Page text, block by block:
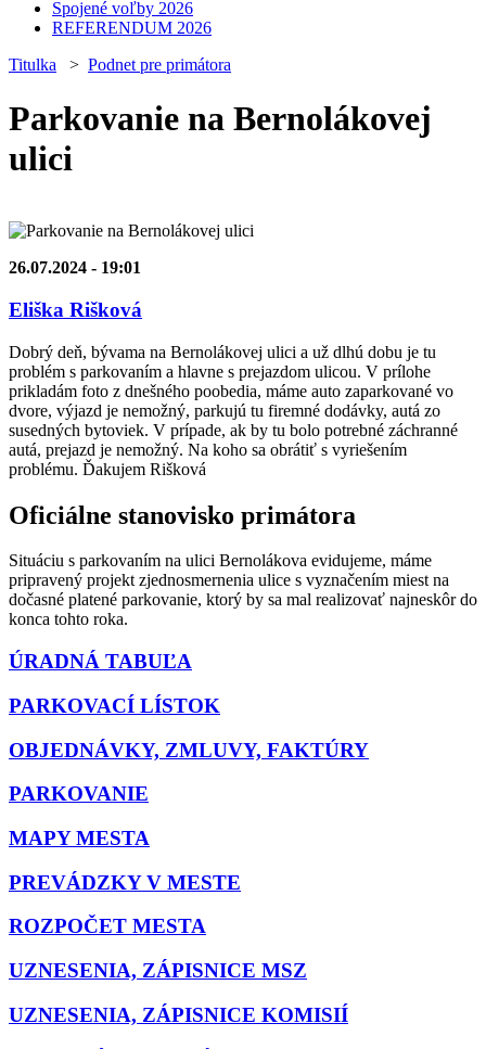
Spojené voľby 2026
REFERENDUM 2026
Titulka > Podnet pre primátora
Parkovanie na Bernolákovej
ulici
26.07.2024 - 19:01
Eliška Rišková
Dobrý deň, bývama na Bernolákovej ulici a už dlhú dobu je tu
problém s parkovaním a hlavne s prejazdom ulicou. V prílohe
prikladám foto z dnešného poobedia, máme auto zaparkované vo
dvore, výjazd je nemožný, parkujú tu firemné dodávky, autá zo
susedných bytoviek. V prípade, ak by tu bolo potrebné záchranné
autá, prejazd je nemožný. Na koho sa obrátiť s vyriešením
problému. Ďakujem Rišková
Oficiálne stanovisko primátora
Situáciu s parkovaním na ulici Bernolákova evidujeme, máme
pripravený projekt zjednosmernenia ulice s vyznačením miest na
dočasné platené parkovanie, ktorý by sa mal realizovať najneskôr do
konca tohto roka.
ÚRADNÁ TABUĽA
PARKOVACÍ LÍSTOK
OBJEDNÁVKY, ZMLUVY, FAKTÚRY
PARKOVANIE
MAPY MESTA
PREVÁDZKY V MESTE
ROZPOČET MESTA
UZNESENIA, ZÁPISNICE MSZ
UZNESENIA, ZÁPISNICE KOMISIÍ